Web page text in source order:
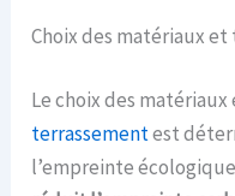
Choix des matériaux
Le choix des matériaux
terrassementest
l’empreinte